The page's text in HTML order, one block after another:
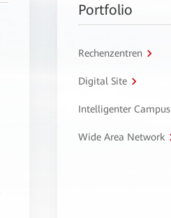
Portfolio
Rechenzentren
Digital Site
Intelligenter Campus
Wide Area Network